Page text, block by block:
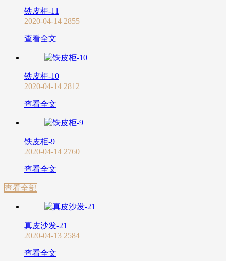
铁皮柜-11
2020-04-14 2855
查看全文
铁皮柜-10
2020-04-14 2812
查看全文
铁皮柜-9
2020-04-14 2760
查看全文
查看全部
真皮沙发-21
2020-04-13 2584
查看全文